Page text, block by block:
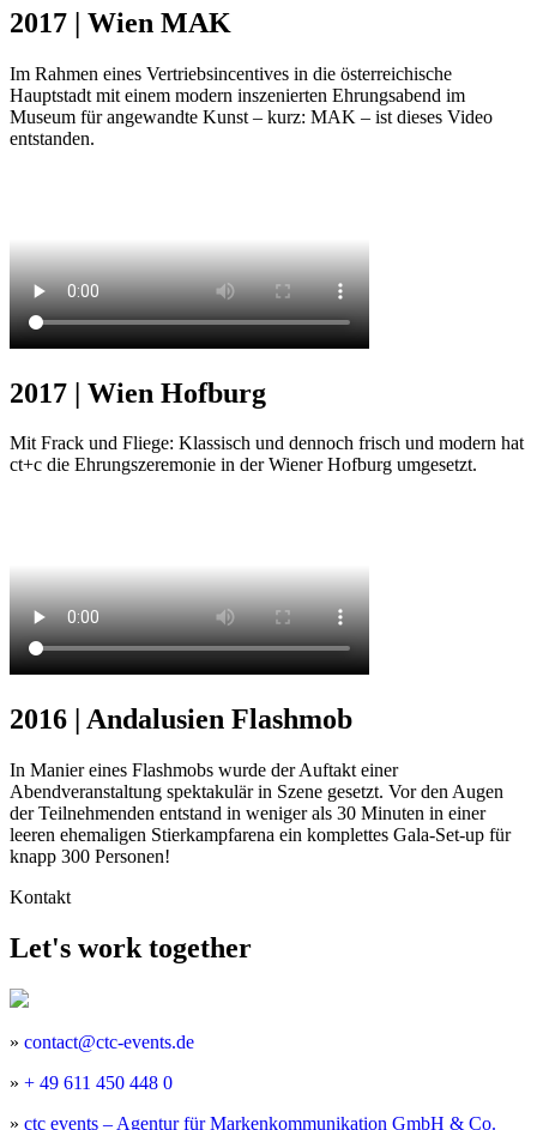
2017 | Wien MAK
Im Rahmen eines Vertriebsincentives in die österreichische
Hauptstadt mit einem modern inszenierten Ehrungsabend im
Museum für angewandte Kunst – kurz: MAK – ist dieses Video
entstanden.
2017 | Wien Hofburg
Mit Frack und Fliege: Klassisch und dennoch frisch und modern hat
ct+c die Ehrungszeremonie in der Wiener Hofburg umgesetzt.
2016 | Andalusien Flashmob
In Manier eines Flashmobs wurde der Auftakt einer
Abendveranstaltung spektakulär in Szene gesetzt. Vor den Augen
der Teilnehmenden entstand in weniger als 30 Minuten in einer
leeren ehemaligen Stierkampfarena ein komplettes Gala-Set-up für
knapp 300 Personen!
Kontakt
Let's work together
» contact@ctc-events.de
» + 49 611 450 448 0
» ctc events – Agentur für Markenkommunikation GmbH & Co.